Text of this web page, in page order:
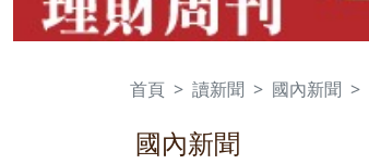
首頁 讀新聞 國內新聞
國內新聞